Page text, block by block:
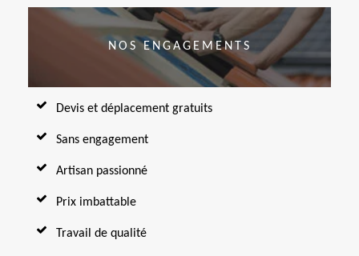
NOS ENGAGEMENTS
Devis et déplacement gratuits
Sans engagement
Artisan passionné
Prix imbattable
Travail de qualité